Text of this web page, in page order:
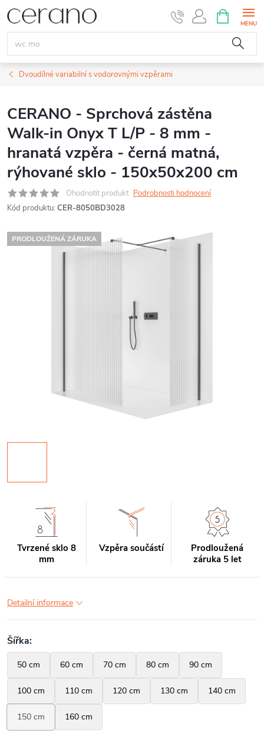
Přejít
na
obsah
NÁKUPNÍ
KOŠÍK
Dvoudílné variabilní s vodorovnými vzpěrami
CERANO - Sprchová zástěna
Walk-in Onyx T L/P - 8 mm -
hranatá vzpěra - černá matná,
rýhované sklo - 150x50x200 cm
Ohodnotit produkt Podrobnosti hodnocení
Kód produktu: CER-8050BD3028
PRODLOUŽENÁ ZÁRUKA
Tvrzené sklo 8
mm
Vzpěra součástí
Prodloužená
záruka 5 let
Detailní informace